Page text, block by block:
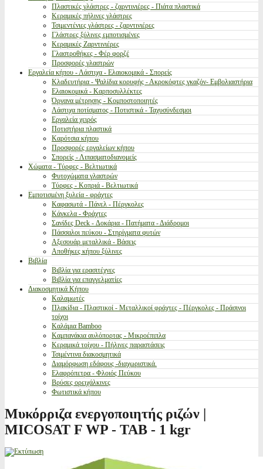
Πλαστικές γλάστρες - ζαρντινιέρες - Πιάτα πλαστικά
Κεραμικές πήλινες γλάστρες
Τσιμεντένιες γλάστρες - ζαρντινιέρες
Γλάστρες ξύλινες εμποτισμένες
Κεραμικές Ζαρντινιέρες
Γλαστροθήκες - Φέρ φορζέ
Προσφορές γλαστρών
Εργαλεία κήπου - Λάστιχα - Ελαιοκομικά - Σπορείς
Κλαδευτήρια - Ψαλίδια κορυφής - Ακροκόφτες γκαζόν- Εμβολιαστήρια
Ελαιοκομικά - Καρποσυλλέκτες
Όργανα μέτρησης - Κομποστοποιητές
Λάστιχα ποτίσματος - Ποτιστικά - Ταχυσύνδεσμοι
Εργαλεία χειρός
Ποτιστήρια πλαστικά
Καρότσια κήπου
Προσφορές εργαλείων κήπου
Σπορείς - Λιπασματοδιανομείς
Χώματα - Τύρφες - Βελτιωτικά
Φυτοχώματα γλαστρών
Τύρφες - Κοπριά - Βελτιωτικά
Εμποτισμένη ξυλεία - φράχτες
Καφασωτά - Πάνελ - Πέργκολες
Κάγκελα - Φράχτες
Σανίδες Deck - Δοκάρια - Πατήματα - Διάδρομοι
Πάσσαλοι πεύκου - Στηρίγματα φυτών
Αξεσουάρ μεταλλικά - Βάσεις
Αποθήκες κήπου ξύλινες
Βιβλία
Βιβλία για ερασιτέχνες
Βιβλία για επαγγελματίες
Διακοσμητικά Κήπου
Καλαμωτές
Πλακίδια - Πλαστικοί - Μεταλλικοί φράχτες - Πέργκολες - Πράσινοι
τοίχοι
Καλάμια Bamboo
Καμπανάκια αυλόπορτας - Μικροέπιπλα
Κεραμικά τοίχου - Πήλινες παραστάσεις
Τσιμέντινα διακοσμητικά
Διαμόρφωση εδάφους -διαχωριστικά.
Ελαφρόπετρα - Φλοιός Πεύκου
Βρύσες ορειχάλκινες
Φωτιστικά κήπου
Μυκόρριζα ενεργοποιητής ριζών |
MICOSAT F WP - ΤΑΒ - 1 kgr